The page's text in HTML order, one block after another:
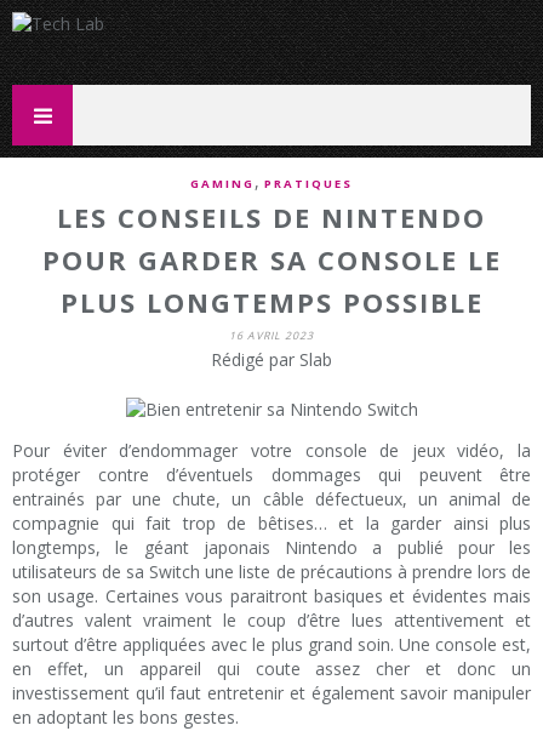
GAMING , PRATIQUES
LES CONSEILS DE NINTENDO
POUR GARDER SA CONSOLE LE
PLUS LONGTEMPS POSSIBLE
16 AVRIL 2023
Rédigé par Slab
Pour éviter d’endommager votre console de jeux vidéo, la
protéger contre d’éventuels dommages qui peuvent être
entrainés par une chute, un câble défectueux, un animal de
compagnie qui fait trop de bêtises… et la garder ainsi plus
longtemps, le géant japonais Nintendo a publié pour les
utilisateurs de sa Switch une liste de précautions à prendre lors de
son usage. Certaines vous paraitront basiques et évidentes mais
d’autres valent vraiment le coup d’être lues attentivement et
surtout d’être appliquées avec le plus grand soin. Une console est,
en effet, un appareil qui coute assez cher et donc un
investissement qu’il faut entretenir et également savoir manipuler
en adoptant les bons gestes.